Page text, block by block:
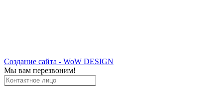
Создание сайта - WoW DESIGN
Мы вам перезвоним!